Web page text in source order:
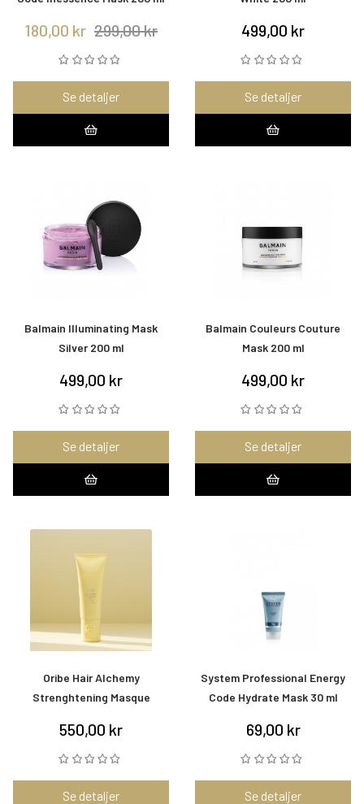
180,00 kr 299,00 kr
Se detaljer
499,00 kr
Se detaljer
Balmain Illuminating Mask
Silver 200 ml
499,00 kr
Se detaljer
Balmain Couleurs Couture
Mask 200 ml
499,00 kr
Se detaljer
Oribe Hair Alchemy
Strenghtening Masque
550,00 kr
Se detaljer
System Professional Energy
Code Hydrate Mask 30 ml
69,00 kr
Se detaljer